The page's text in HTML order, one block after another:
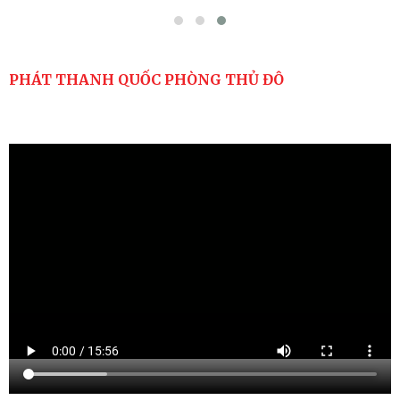
PHÁT THANH QUỐC PHÒNG THỦ ĐÔ